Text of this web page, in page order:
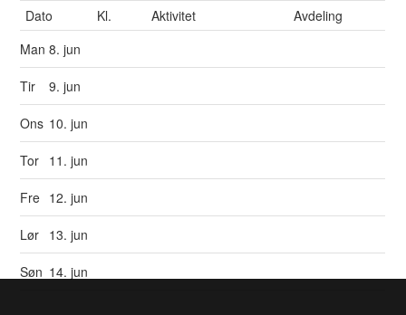
Dato Kl. Aktivitet
Avdeling
Man8. jun
Tir 9. jun
Ons 10. jun
Tor 11. jun
Fre 12. jun
Lør 13. jun
Søn 14. jun